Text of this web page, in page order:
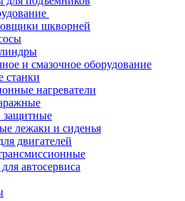
шкворней
и смазочное оборудование
станки
нагреватели
защитные
лежаки и сиденья
двигателей
автосервиса